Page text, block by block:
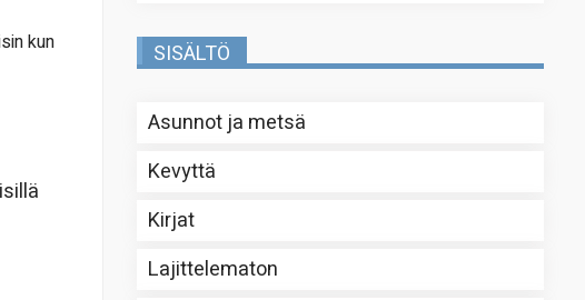
kun
SISÄLTÖ
Asunnot ja metsä
Kevyttä
Kirjat
Lajittelematon